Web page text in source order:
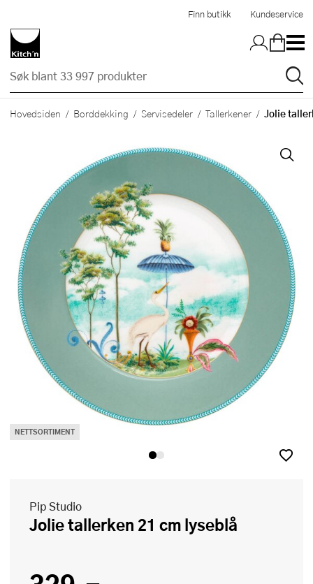
Finn butikk Kundeservice
Hovedsiden Borddekking Servisedeler Tallerkener Jolie
NETTSORTIMENT
Pip Studio
Jolie tallerken 21 cm lyseblå